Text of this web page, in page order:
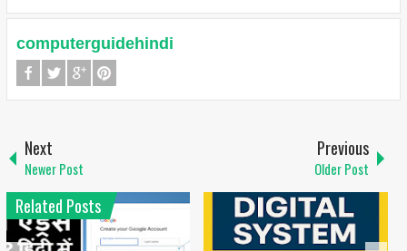
computerguidehindi
Next
Newer Post
Previous
Older Post
Related Posts 1